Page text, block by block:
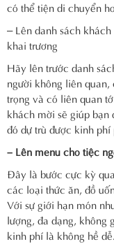
có thể tiện di chuyển
– Lên danh sách
khai trương
Hãy lên trước danh
người không liên
trọng và có liên quan
khách mời sẽ giúp
đó dự trù được kinh
– Lên menu cho tiệc
Đây là bước cực kỳ
các loại thức ăn, đồ
Với sự giới hạn món
lượng, đa dạng, không
kinh phí là không hề dễ.